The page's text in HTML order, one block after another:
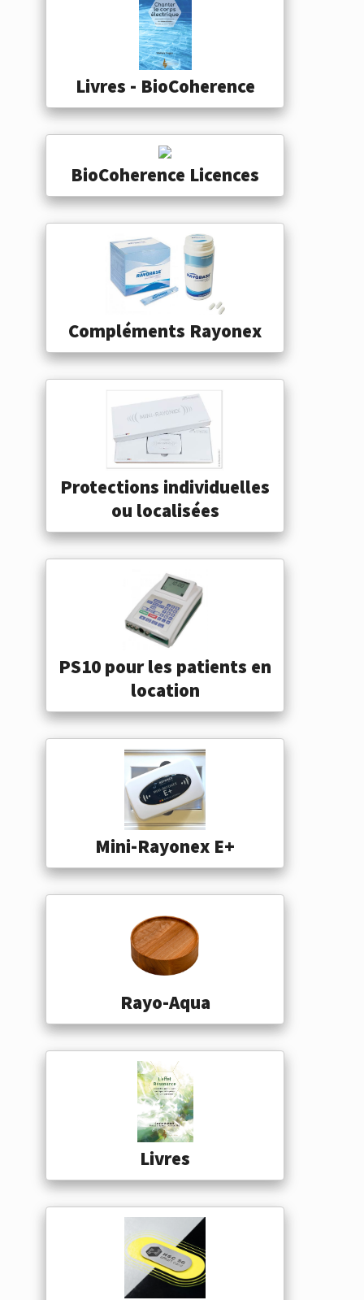
Livres - BioCoherence
BioCoherence Licences
Compléments Rayonex
Protections individuelles
ou localisées
PS10 pour les patients en
location
Mini-Rayonex E+
Rayo-Aqua
Livres